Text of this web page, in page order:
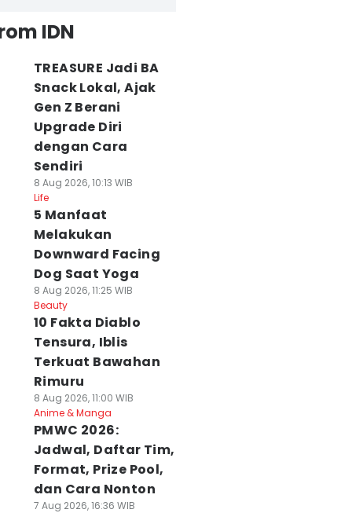
IDN
TREASURE Jadi BA
Snack Lokal, Ajak
Gen Z Berani
Upgrade Diri
dengan Cara
Sendiri
8 Aug 2026, 10:13 WIB
Life
5 Manfaat
Melakukan
Downward Facing
Dog Saat Yoga
8 Aug 2026, 11:25 WIB
Beauty
10 Fakta Diablo
Tensura, Iblis
Terkuat Bawahan
Rimuru
8 Aug 2026, 11:00 WIB
Anime & Manga
PMWC 2026:
Jadwal, Daftar Tim,
Format, Prize Pool,
dan Cara Nonton
7 Aug 2026, 16:36 WIB